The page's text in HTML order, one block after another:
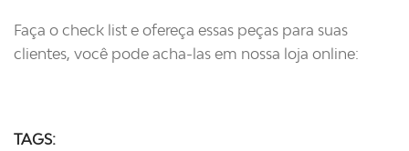
Faça o check list e ofereça essas peças para suas
clientes, você pode acha-las em nossa loja online:
TAGS: